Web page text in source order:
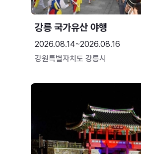
강릉 국가유산 야행
2026.08.14~2026.08.16
강원특별자치도 강릉시